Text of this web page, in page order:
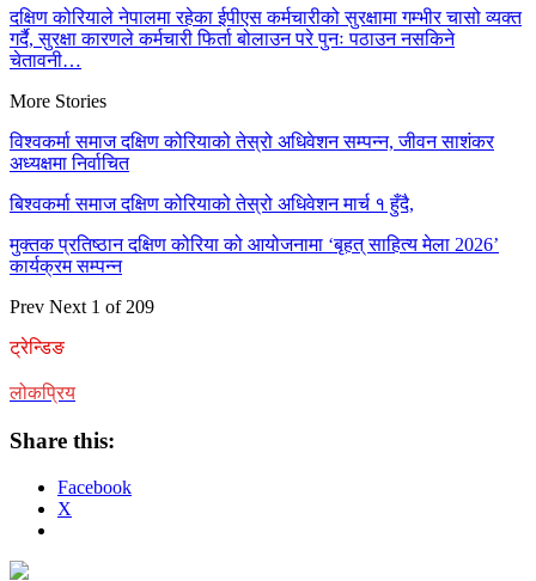
दक्षिण कोरियाले नेपालमा रहेका ईपीएस कर्मचारीको सुरक्षामा गम्भीर चासो व्यक्त
गर्दै, सुरक्षा कारणले कर्मचारी फिर्ता बोलाउन परे पुनः पठाउन नसकिने
चेतावनी…
More Stories
विश्वकर्मा समाज दक्षिण कोरियाको तेस्रो अधिवेशन सम्पन्न, जीवन साशंकर
अध्यक्षमा निर्वाचित
बिश्वकर्मा समाज दक्षिण कोरियाको तेस्रो अधिवेशन मार्च १ हुँदै,
मुक्तक प्रतिष्ठान दक्षिण कोरिया को आयोजनामा ‘बृहत् साहित्य मेला 2026’
कार्यक्रम सम्पन्न
Prev Next 1 of 209
ट्रेन्डिङ
लोकप्रिय
Share this:
Facebook
X